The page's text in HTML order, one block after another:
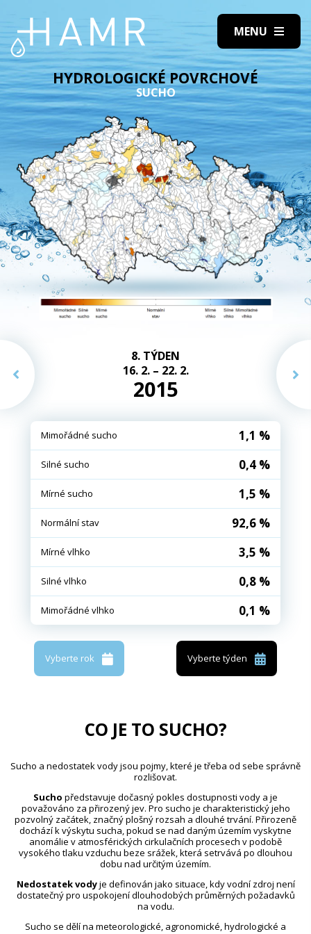
HYDROLOGICKÉ POVRCHOVÉ
SUCHO
8. TÝDEN
16. 2. – 22. 2.
2015
Mimořádné sucho 1,1 %
Silné sucho 0,4 %
Mírné sucho 1,5 %
Normální stav 92,6 %
Mírné vlhko 3,5 %
Silné vlhko 0,8 %
Mimořádné vlhko 0,1 %
Vyberte rok Vyberte týden
CO JE TO SUCHO?
Sucho a nedostatek vody jsou pojmy, které je třeba od sebe správně
rozlišovat.
Sucho představuje dočasný pokles dostupnosti vody a je
považováno za přirozený jev. Pro sucho je charakteristický jeho
pozvolný začátek, značný plošný rozsah a dlouhé trvání. Přirozeně
dochází k výskytu sucha, pokud se nad daným územím vyskytne
anomálie v atmosférických cirkulačních procesech v podobě
vysokého tlaku vzduchu beze srážek, která setrvává po dlouhou
dobu nad určitým územím.
Nedostatek vodyje definován jako situace, kdy vodní zdroj není
dostatečný pro uspokojení dlouhodobých průměrných požadavků
na vodu.
Sucho se dělí na meteorologické, agronomické, hydrologické a